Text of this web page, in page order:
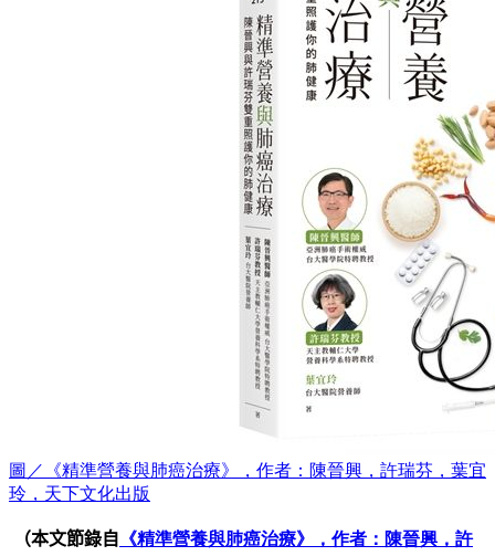
圖／《精準營養與肺癌治療》，作者：陳晉興，許瑞芬，葉宜
玲，天下文化出版
（本文節錄自
《精準營養與肺癌治療》，作者：陳晉興，許